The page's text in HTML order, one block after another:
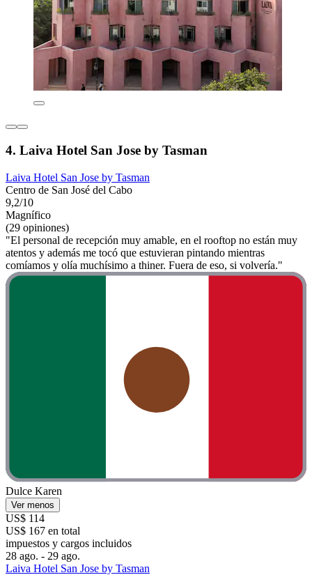
4. Laiva Hotel San Jose by Tasman
Laiva Hotel San Jose by Tasman
Centro de San José del Cabo
9,2/10
Magnífico
(29 opiniones)
"El personal de recepción muy amable, en el rooftop no están muy
atentos y además me tocó que estuvieran pintando mientras
comíamos y olía muchísimo a thiner. Fuera de eso, si volvería."
Dulce Karen
Ver menos
US$ 114
US$ 167 en total
impuestos y cargos incluidos
28 ago. - 29 ago.
Laiva Hotel San Jose by Tasman